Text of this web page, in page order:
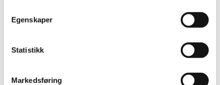
Egenskaper
Statistikk
Markedsføring
Norway Cup satt bærekraftsarbeidet i system:
LES MER